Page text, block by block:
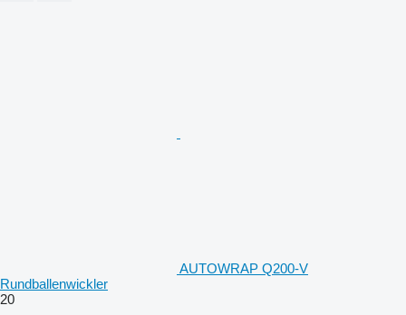
AUTOWRAP Q200-V
Rundballenwickler
20